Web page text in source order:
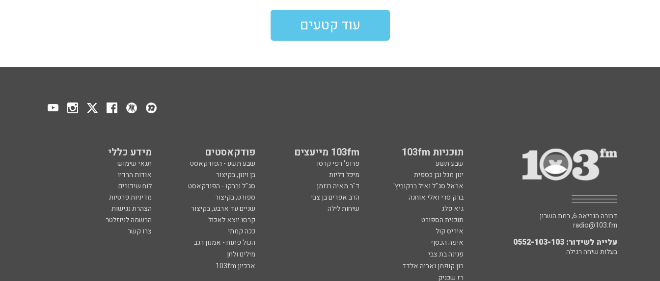
עוד קטעים
תוכניות 103fm 103fm מייעצים פודקאסטים מידע כללי
שבע תשע פרופ' רפי קרסו שבע תשע - הפודקאסט
תנאי שימוש
ינון מגל ובן כספית
מיכל דליות בן וינון, בקיצור
אודות הרדיו
אראל סג"ל ואיל ברקוביץ'
ד"ר מאיה רוזמן סג"ל וברקו - הפודקאסט
לוח שידורים
ברק סרי ואלי אוחנה
הרב אפרים בן צבי ספורט, בקיצור
מדיניות פרטיות
גיא פלג
שיחות לילה שניים עד ארבע, בקיצור
הצהרת נגישות
תוכנית הספורט
קרסו יוצא לאכול
הרשמה לניוזלטר
איריס קול
ככה קמתי
צרו קשר
איפה הכסף
הכול פתוח - אמנון רגב
פנינה בת צבי
מילים ולחן
רון קופמן ואריה אלדד
ארכיון 103fm
רז שכניק
דבורה הנביאה 6, רמת השרון
radio@103.fm
עלייה לשידור: 0552-103-103
בעלות שיחה רגילה